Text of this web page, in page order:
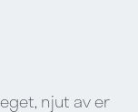
njut av er